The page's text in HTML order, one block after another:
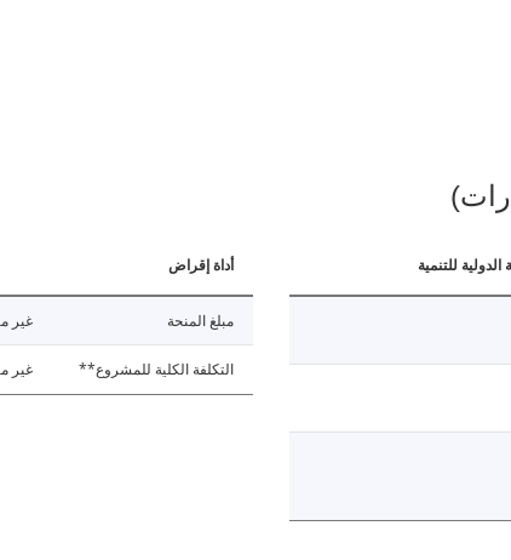
للتنمية أداة إقراض
مبلغ المنحة غير
التكلفة الكلية للمشروع** غير